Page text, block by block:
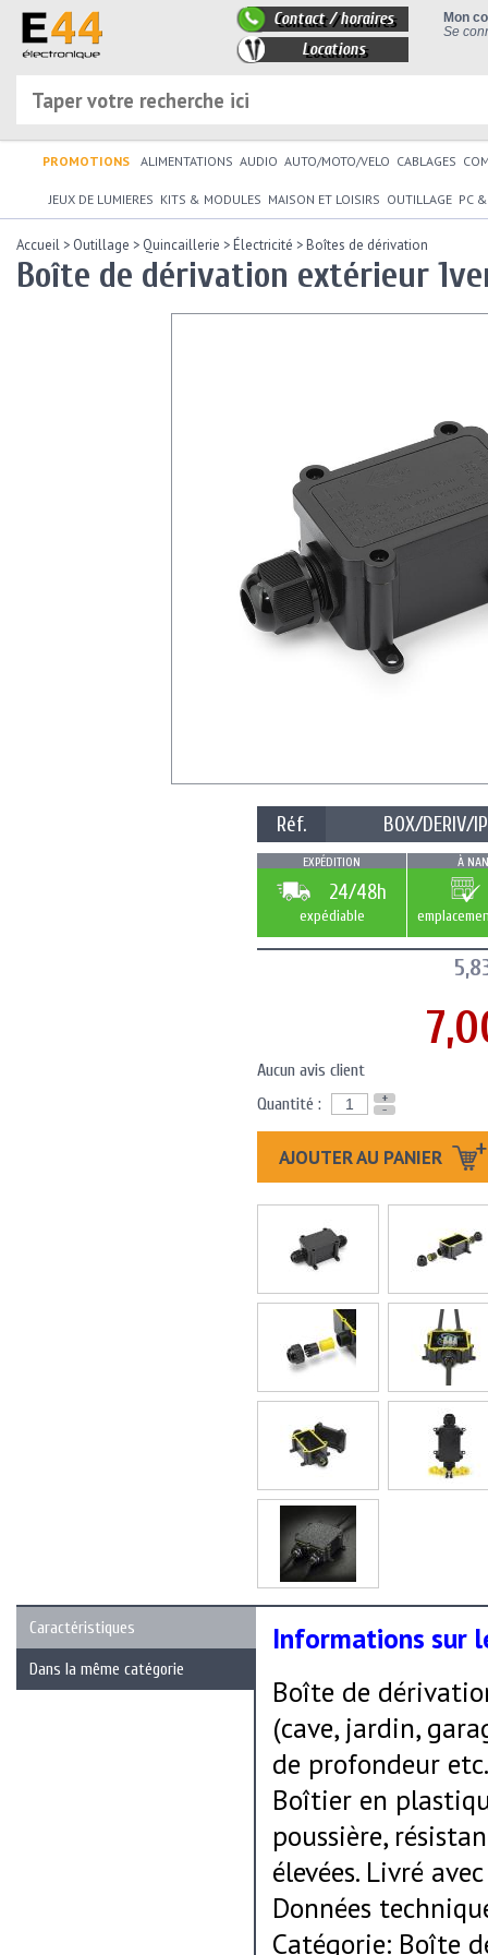
Mon
Se
Contact / horaires
Locations
PROMOTIONS ALIMENTATIONS AUDIO AUTO/MOTO/VELO CABLAGES
JEUX DE LUMIERES KITS & MODULES MAISON ET LOISIRS OUTILLAGE PC
Accueil > Outillage > Quincaillerie >Électricité >Boîtes de dérivation
Boîte de dérivation extérieur
Réf. BOX/DERIV/
EXPÉDITION
24/48h
expédiable
À
Aucun avis client
Quantité :
+
-
AJOUTER AU PANIER
Caractéristiques
Dans la même catégorie
Informations sur
Boîte de
(cave, jardin,
de profondeur
Boîtier en
poussière,
élevées. Livré
Données
Catégorie: Boîte